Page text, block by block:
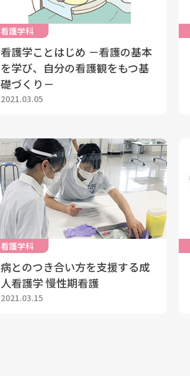
看護学科
看護学ことはじめ －看護の基本
を学び、自分の看護観をもつ基
礎づくり－
2021.03.05
看護学科
病とのつき合い方を支援する成
人看護学 慢性期看護
2021.03.15